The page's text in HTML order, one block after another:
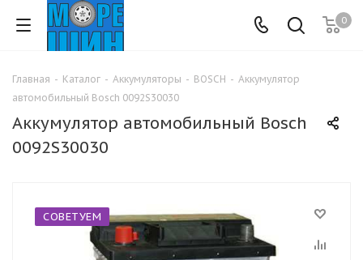
0
Главная - Каталог - Аккумуляторы - BOSCH - Аккумулятор
автомобильный Bosch 0092S30030
Аккумулятор автомобильный Bosch
0092S30030
СОВЕТУЕМ